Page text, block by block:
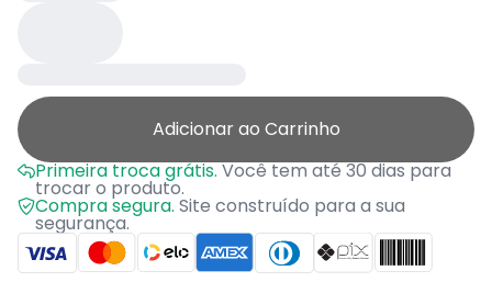
Adicionar ao Carrinho
Primeira troca grátis.Você tem até 30 dias para
trocar o produto.
Compra segura. Site construído para a sua
segurança.